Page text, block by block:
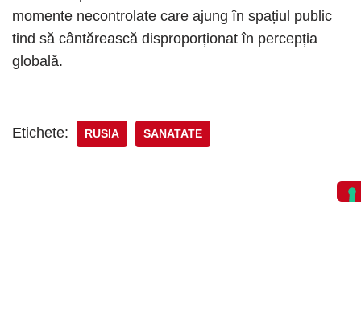
momente necontrolate care ajung în spațiul public
tind să cântărească disproporționat în percepția
globală.
Etichete: RUSIA SANATATE